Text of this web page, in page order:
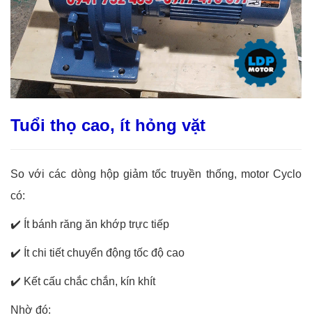
Tuổi thọ cao, ít hỏng vặt
So với các dòng hộp giảm tốc truyền thống, motor Cyclo
có:
✔️ Ít bánh răng ăn khớp trực tiếp
✔️ Ít chi tiết chuyển động tốc độ cao
✔️ Kết cấu chắc chắn, kín khít
Nhờ đó: